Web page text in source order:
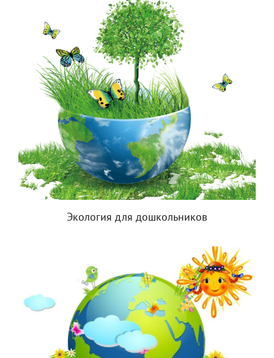
Экология для дошкольников